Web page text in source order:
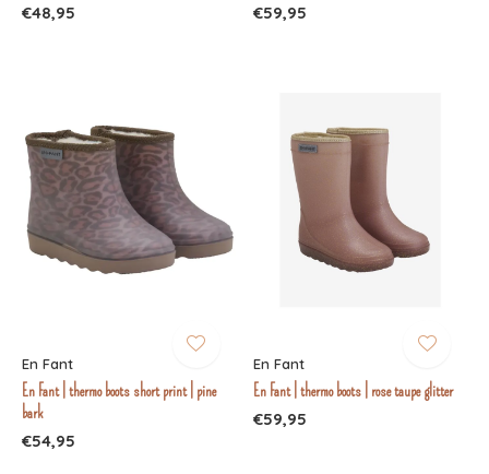
€48,95 €59,95
En Fant
En Fant | thermo boots short print | pine
bark
€54,95
En Fant
En Fant | thermo boots | rose taupe glitter
€59,95